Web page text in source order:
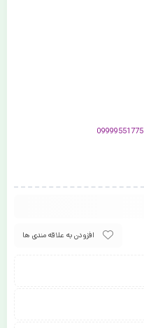
09999551775
افزودن به علاقه مندی ها